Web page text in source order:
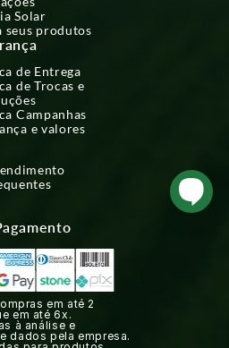
Solar
seus produtos
de Entrega
de Trocas e
Campanhas
e valores
em até 2
em até 6x.
à análise e
dados pela empresa.